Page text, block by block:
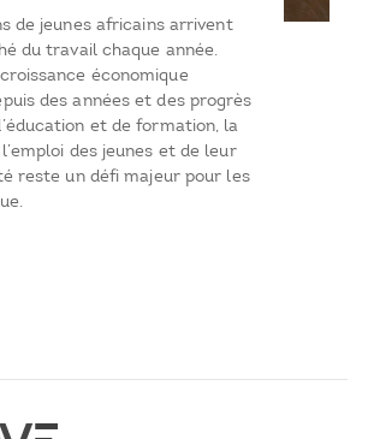
de jeunes africains arrivent
du travail chaque année.
économique
des années et des progrès
et de formation, la
des jeunes et de leur
reste un défi majeur pour les